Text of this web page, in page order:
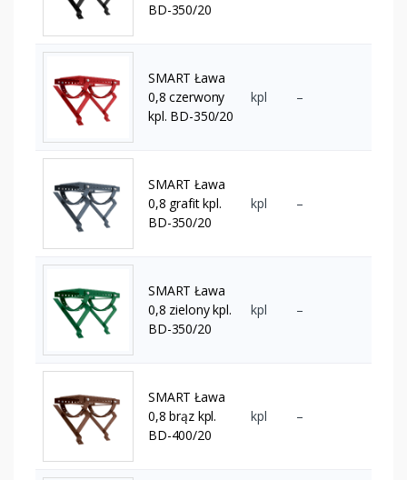
BD-350/20
SMART Ława
0,8 czerwony
kpl. BD-350/20
kpl –
SMART Ława
0,8 grafit kpl.
BD-350/20
kpl –
SMART Ława
0,8 zielony kpl.
BD-350/20
kpl –
SMART Ława
0,8 brąz kpl.
BD-400/20
kpl –